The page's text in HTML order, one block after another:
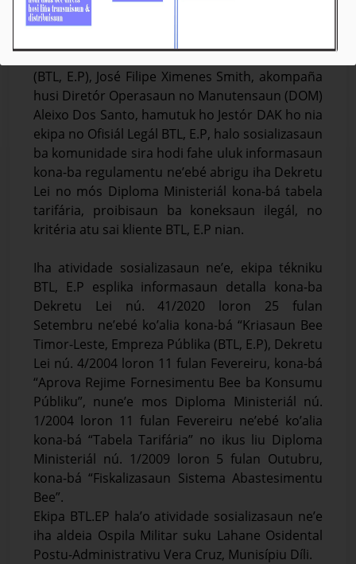
Média_BTL, E.P
Ezekutiva (KE) Bee Timor-Leste, Empreza Públika
(BTL, E.P), José Filipe Ximenes Smith, akompaña
husi Diretór Operasaun no Manutensaun (DOM)
Aleixo Dos Santo, hamutuk ho Jestór DAK ho nia
ekipa no Ofisiál Legál BTL, E.P, halo sosializasaun
ba komunidade sira hodi fahe uluk informasaun
kona-ba regulamentu ne’ebé abrigu iha Dekretu
Lei no mós Diploma Ministeriál kona-bá tabela
tarifária, proibisaun ba koneksaun ilegál, no
kritéria atu sai kliente BTL, E.P nian.
Iha atividade sosializasaun ne’e, ekipa tékniku
BTL, E.P esplika informasaun detalla kona-ba
Dekretu Lei nú. 41/2020 loron 25 fulan
Setembru ne’ebé ko’alia kona-bá “Kriasaun Bee
Timor-Leste, Empreza Públika (BTL, E.P), Dekretu
Lei nú. 4/2004 loron 11 fulan Fevereiru, kona-bá
“Aprova Rejime Fornesimentu Bee ba Konsumu
Públiku”, nune’e mos Diploma Ministeriál nú.
1/2004 loron 11 fulan Fevereiru ne’ebé ko’alia
kona-bá “Tabela Tarifária” no ikus liu Diploma
Ministeriál nú. 1/2009 loron 5 fulan Outubru,
kona-bá “Fiskalizasaun Sistema Abastesimentu
Bee”.
Ekipa BTL.EP hala’o atividade sosializasaun ne’e
iha aldeia Ospila Militar suku Lahane Osidental
Postu-Administrativu Vera Cruz, Munisípiu Díli.